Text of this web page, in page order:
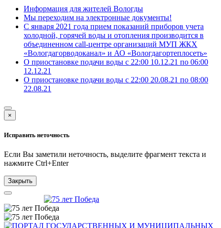
Информация для жителей Вологды
Мы переходим на электронные документы!
С января 2021 года прием показаний приборов учета
холодной, горячей воды и отопления производится в
объединенном call-центре организаций МУП ЖКХ
«Вологдагорводоканал» и АО «Вологдагортеплосеть»
О приостановке подачи воды с 22:00 10.12.21 по 06:00
12.12.21
О приостановке подачи воды с 22:00 20.08.21 по 08:00
22.08.21
×
Исправить неточность
Если Вы заметили неточность, выделите фрагмент текста и
нажмите Ctrl+Enter
Закрыть